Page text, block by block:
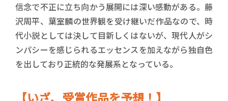
信念で不正に立ち向かう展開には深い感動がある。藤
沢周平、葉室麟の世界観を受け継いだ作品なので、時
代小説としては決して目新しくはないが、現代人がシ
ンパシーを感じられるエッセンスを加えながら独自色
を出しており正統的な発展系となっている。
【いざ、受賞作品を予想！】